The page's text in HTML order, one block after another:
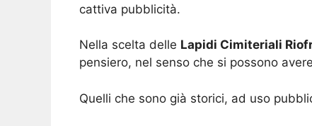
cattiva pubblicità.
Nella scelta delle Lapidi Cimiteriali
pensiero, nel senso che si possono
Quelli che sono già storici, ad uso